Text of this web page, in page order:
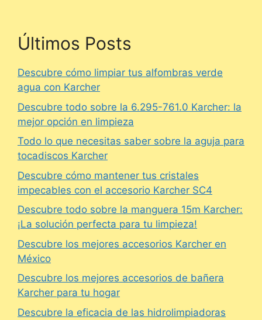
Últimos Posts
Descubre cómo limpiar tus alfombras verde
agua con Karcher
Descubre todo sobre la 6.295-761.0 Karcher: la
mejor opción en limpieza
Todo lo que necesitas saber sobre la aguja para
tocadiscos Karcher
Descubre cómo mantener tus cristales
impecables con el accesorio Karcher SC4
Descubre todo sobre la manguera 15m Karcher:
¡La solución perfecta para tu limpieza!
Descubre los mejores accesorios Karcher en
México
Descubre los mejores accesorios de bañera
Karcher para tu hogar
Descubre la eficacia de las hidrolimpiadoras